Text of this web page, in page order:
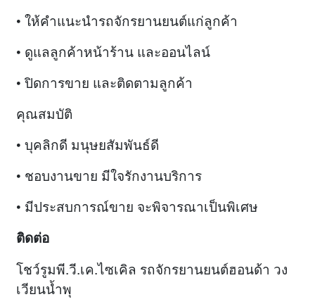
• ให้คำแนะนำรถจักรยานยนต์แก่ลูกค้า
• ดูแลลูกค้าหน้าร้าน และออนไลน์
• ปิดการขาย และติดตามลูกค้า
คุณสมบัติ
• บุคลิกดี มนุษยสัมพันธ์ดี
• ชอบงานขาย มีใจรักงานบริการ
• มีประสบการณ์ขาย จะพิจารณาเป็นพิเศษ
ติดต่อ
โชว์รูมพี.วี.เค.ไซเคิล รถจักรยานยนต์ฮอนด้า วง
เวียนน้ำพุ